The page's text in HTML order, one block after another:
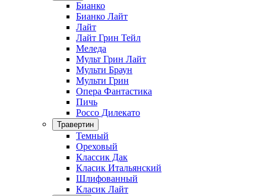
Бианко
Бианко Лайт
Лайт
Лайт Грин Тейл
Меледа
Мульт Грин Лайт
Мульти Браун
Мульти Грин
Опера Фантастика
Пичь
Россо Дилекато
Травертин
Темный
Ореховый
Классик Дак
Класик Итальянский
Шлифованный
Класик Лайт